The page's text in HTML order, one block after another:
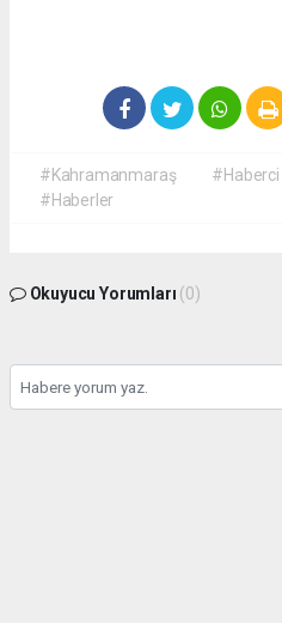
#Kahramanmaraş #Haberci
#Haberler
Okuyucu Yorumları (0)